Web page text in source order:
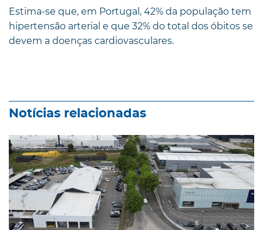
Estima-se que, em Portugal, 42% da população tem
hipertensão arterial e que 32% do total dos óbitos se
devem a doenças cardiovasculares.
Notícias relacionadas